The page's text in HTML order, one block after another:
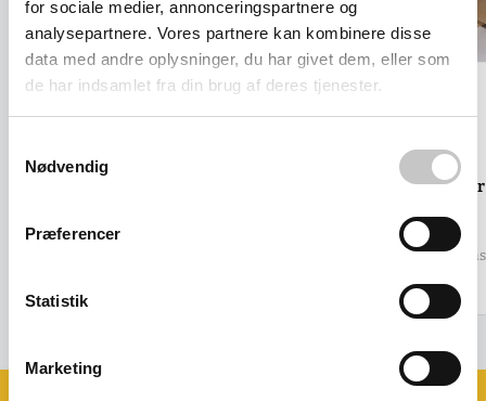
for sociale medier, annonceringspartnere og
analysepartnere. Vores partnere kan kombinere disse
data med andre oplysninger, du har givet dem, eller som
de har indsamlet fra din brug af deres tjenester.
Nødvendig
Præferencer
Statistik
Marketing
Salgspris
115,00 kr
inkl.